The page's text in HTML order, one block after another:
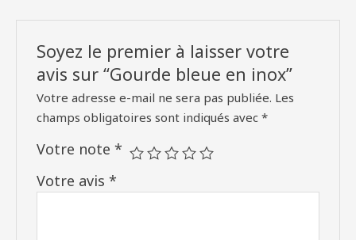
Soyez le premier à laisser votre
avis sur “Gourde bleue en inox”
Votre adresse e-mail ne sera pas publiée. Les
champs obligatoires sont indiqués avec*
Votre note*
Votre avis*